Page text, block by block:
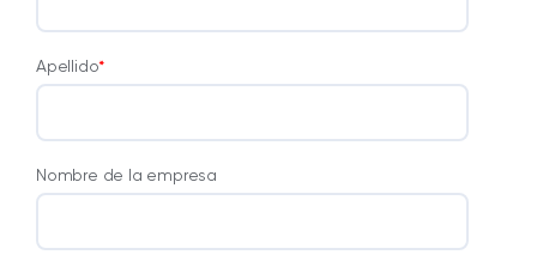
Apellido*
Nombre de la empresa